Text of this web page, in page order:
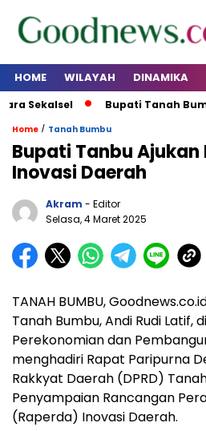
HOME WILAYAH DINAMIKA
Sekalsel Bupati Tanah
Home / Tanah Bumbu
Bupati Tanbu Ajukan
Inovasi Daerah
Akram - Editor
Selasa, 4 Maret 2025
TANAH BUMBU,
Tanah Bumbu, Andi Rudi Latif,
Perekonomian dan
menghadiri Rapat Paripurna
Rakkyat Daerah (DPRD)
Penyampaian Rancangan
(Raperda) Inovasi Daerah.